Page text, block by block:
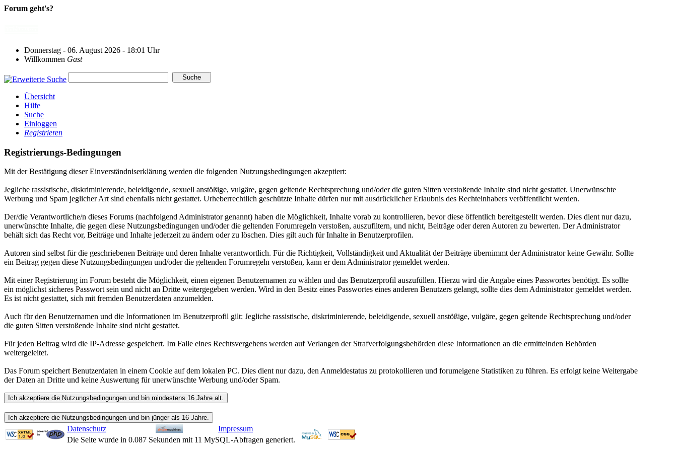
Forum geht's?
Donnerstag - 06. August 2026 - 18:01 Uhr
Willkommen Gast
Übersicht
Hilfe
Suche
Einloggen
Registrieren
Registrierungs-Bedingungen
Mit der Bestätigung dieser Einverständniserklärung werden die folgenden Nutzungsbedingungen akzeptiert:
Jegliche rassistische, diskriminierende, beleidigende, sexuell anstößige, vulgäre, gegen geltende Rechtsprechung und/oder die guten Sitten verstoßende Inhalte sind nicht gestattet. Unerwünschte
Werbung und Spam jeglicher Art sind ebenfalls nicht gestattet. Urheberrechtlich geschützte Inhalte dürfen nur mit ausdrücklicher Erlaubnis des Rechteinhabers veröffentlicht werden.
Der/die Verantwortliche/n dieses Forums (nachfolgend Administrator genannt) haben die Möglichkeit, Inhalte vorab zu kontrollieren, bevor diese öffentlich bereitgestellt werden. Dies dient nur dazu,
unerwünschte Inhalte, die gegen diese Nutzungsbedingungen und/oder die geltenden Forumregeln verstoßen, auszufiltern, und nicht, Beiträge oder deren Autoren zu bewerten. Der Administrator
behält sich das Recht vor, Beiträge und Inhalte jederzeit zu ändern oder zu löschen. Dies gilt auch für Inhalte in Benutzerprofilen.
Autoren sind selbst für die geschriebenen Beiträge und deren Inhalte verantwortlich. Für die Richtigkeit, Vollständigkeit und Aktualität der Beiträge übernimmt der Administrator keine Gewähr. Sollte
ein Beitrag gegen diese Nutzungsbedingungen und/oder die geltenden Forumregeln verstoßen, kann er dem Administrator gemeldet werden.
Mit einer Registrierung im Forum besteht die Möglichkeit, einen eigenen Benutzernamen zu wählen und das Benutzerprofil auszufüllen. Hierzu wird die Angabe eines Passwortes benötigt. Es sollte
ein möglichst sicheres Passwort sein und nicht an Dritte weitergegeben werden. Wird in den Besitz eines Passwortes eines anderen Benutzers gelangt, sollte dies dem Administrator gemeldet werden.
Es ist nicht gestattet, sich mit fremden Benutzerdaten anzumelden.
Auch für den Benutzernamen und die Informationen im Benutzerprofil gilt: Jegliche rassistische, diskriminierende, beleidigende, sexuell anstößige, vulgäre, gegen geltende Rechtsprechung und/oder
die guten Sitten verstoßende Inhalte sind nicht gestattet.
Für jeden Beitrag wird die IP-Adresse gespeichert. Im Falle eines Rechtsvergehens werden auf Verlangen der Strafverfolgungsbehörden diese Informationen an die ermittelnden Behörden
weitergeleitet.
Das Forum speichert Benutzerdaten in einem Cookie auf dem lokalen PC. Dies dient nur dazu, den Anmeldestatus zu protokollieren und forumeigene Statistiken zu führen. Es erfolgt keine Weitergabe
der Daten an Dritte und keine Auswertung für unerwünschte Werbung und/oder Spam.
Datenschutz
Impressum
Die Seite wurde in 0.087 Sekunden mit 11 MySQL-Abfragen generiert.